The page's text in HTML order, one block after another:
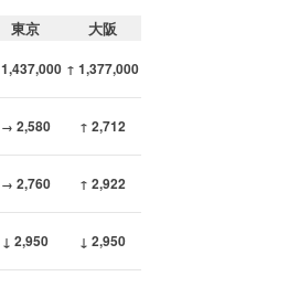
東京
大阪
1,437,000 ↑ 1,377,000
→ 2,580 ↑ 2,712
→ 2,760 ↑ 2,922
↓ 2,950 ↓ 2,950